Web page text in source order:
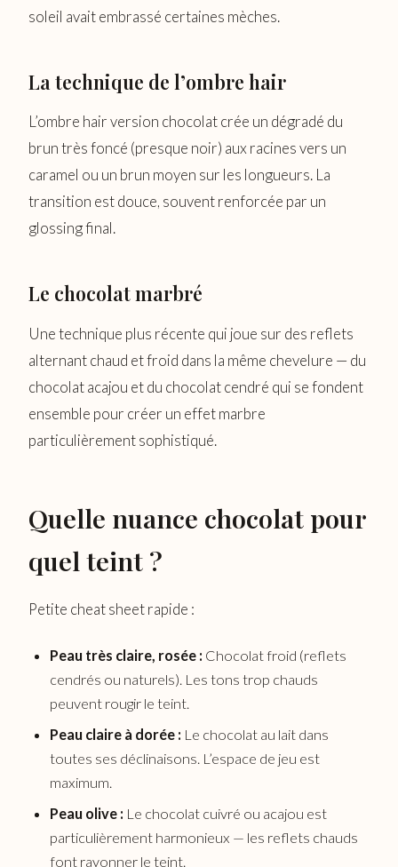
soleil avait embrassé certaines mèches.
La technique de l’ombre hair
L’ombre hair version chocolat crée un dégradé du
brun très foncé (presque noir) aux racines vers un
caramel ou un brun moyen sur les longueurs. La
transition est douce, souvent renforcée par un
glossing final.
Le chocolat marbré
Une technique plus récente qui joue sur des reflets
alternant chaud et froid dans la même chevelure — du
chocolat acajou et du chocolat cendré qui se fondent
ensemble pour créer un effet marbre
particulièrement sophistiqué.
Quelle nuance chocolat pour
quel teint ?
Petite cheat sheet rapide :
Peau très claire, rosée : Chocolat froid (reflets
cendrés ou naturels). Les tons trop chauds
peuvent rougir le teint.
Peau claire à dorée : Le chocolat au lait dans
toutes ses déclinaisons. L’espace de jeu est
maximum.
Peau olive : Le chocolat cuivré ou acajou est
particulièrement harmonieux — les reflets chauds
font rayonner le teint.